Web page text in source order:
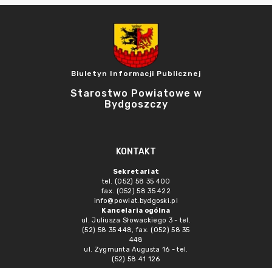
Biuletyn Informacji Publicznej
Starostwo Powiatowe w
Bydgoszczy
KONTAKT
Sekretariat
tel. (052) 58 35 400
fax. (052) 58 35 422
info@powiat.bydgoski.pl
Kancelaria ogólna
ul. Juliusza Słowackiego 3 - tel.
(52) 58 35 448, fax. (052) 58 35
448
ul. Zygmunta Augusta 16 - tel.
(52) 58 41 126